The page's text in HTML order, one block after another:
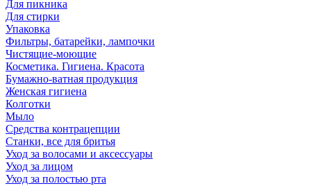
Для пикника
Для стирки
Упаковка
Фильтры, батарейки, лампочки
Чистящие-моющие
Косметика. Гигиена. Красота
Бумажно-ватная продукция
Женская гигиена
Колготки
Мыло
Средства контрацепции
Станки, все для бритья
Уход за волосами и аксессуары
Уход за лицом
Уход за полостью рта